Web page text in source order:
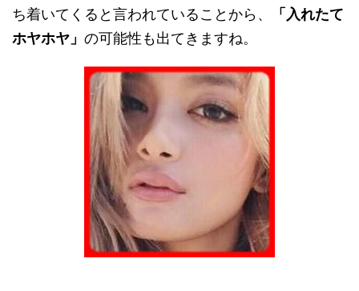
ち着いてくると言われていることから、
「入れたて
ホヤホヤ」 の可能性も出てきますね。